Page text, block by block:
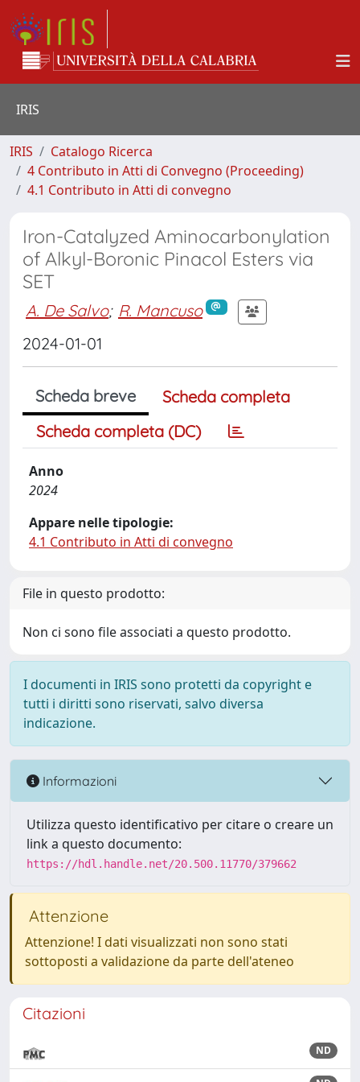
IRIS
IRIS
Catalogo Ricerca
4 Contributo in Atti di Convegno (Proceeding)
4.1 Contributo in Atti di convegno
Iron-Catalyzed Aminocarbonylation
of Alkyl-Boronic Pinacol Esters via
SET
A. De Salvo; R. Mancuso
2024-01-01
Scheda breve
Scheda completa
Scheda completa (DC)
Anno
2024
Appare nelle tipologie:
4.1 Contributo in Atti di convegno
File in questo prodotto:
Non ci sono file associati a questo prodotto.
I documenti in IRIS sono protetti da copyright e
tutti i diritti sono riservati, salvo diversa
indicazione.
Informazioni
Utilizza questo identificativo per citare o creare un
link a questo documento:
https://hdl.handle.net/20.500.11770/379662
Attenzione
Attenzione! I dati visualizzati non sono stati
sottoposti a validazione da parte dell'ateneo
Citazioni
ND